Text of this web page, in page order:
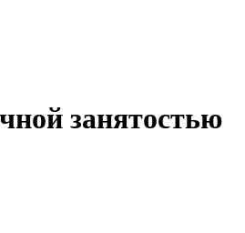
занятостью